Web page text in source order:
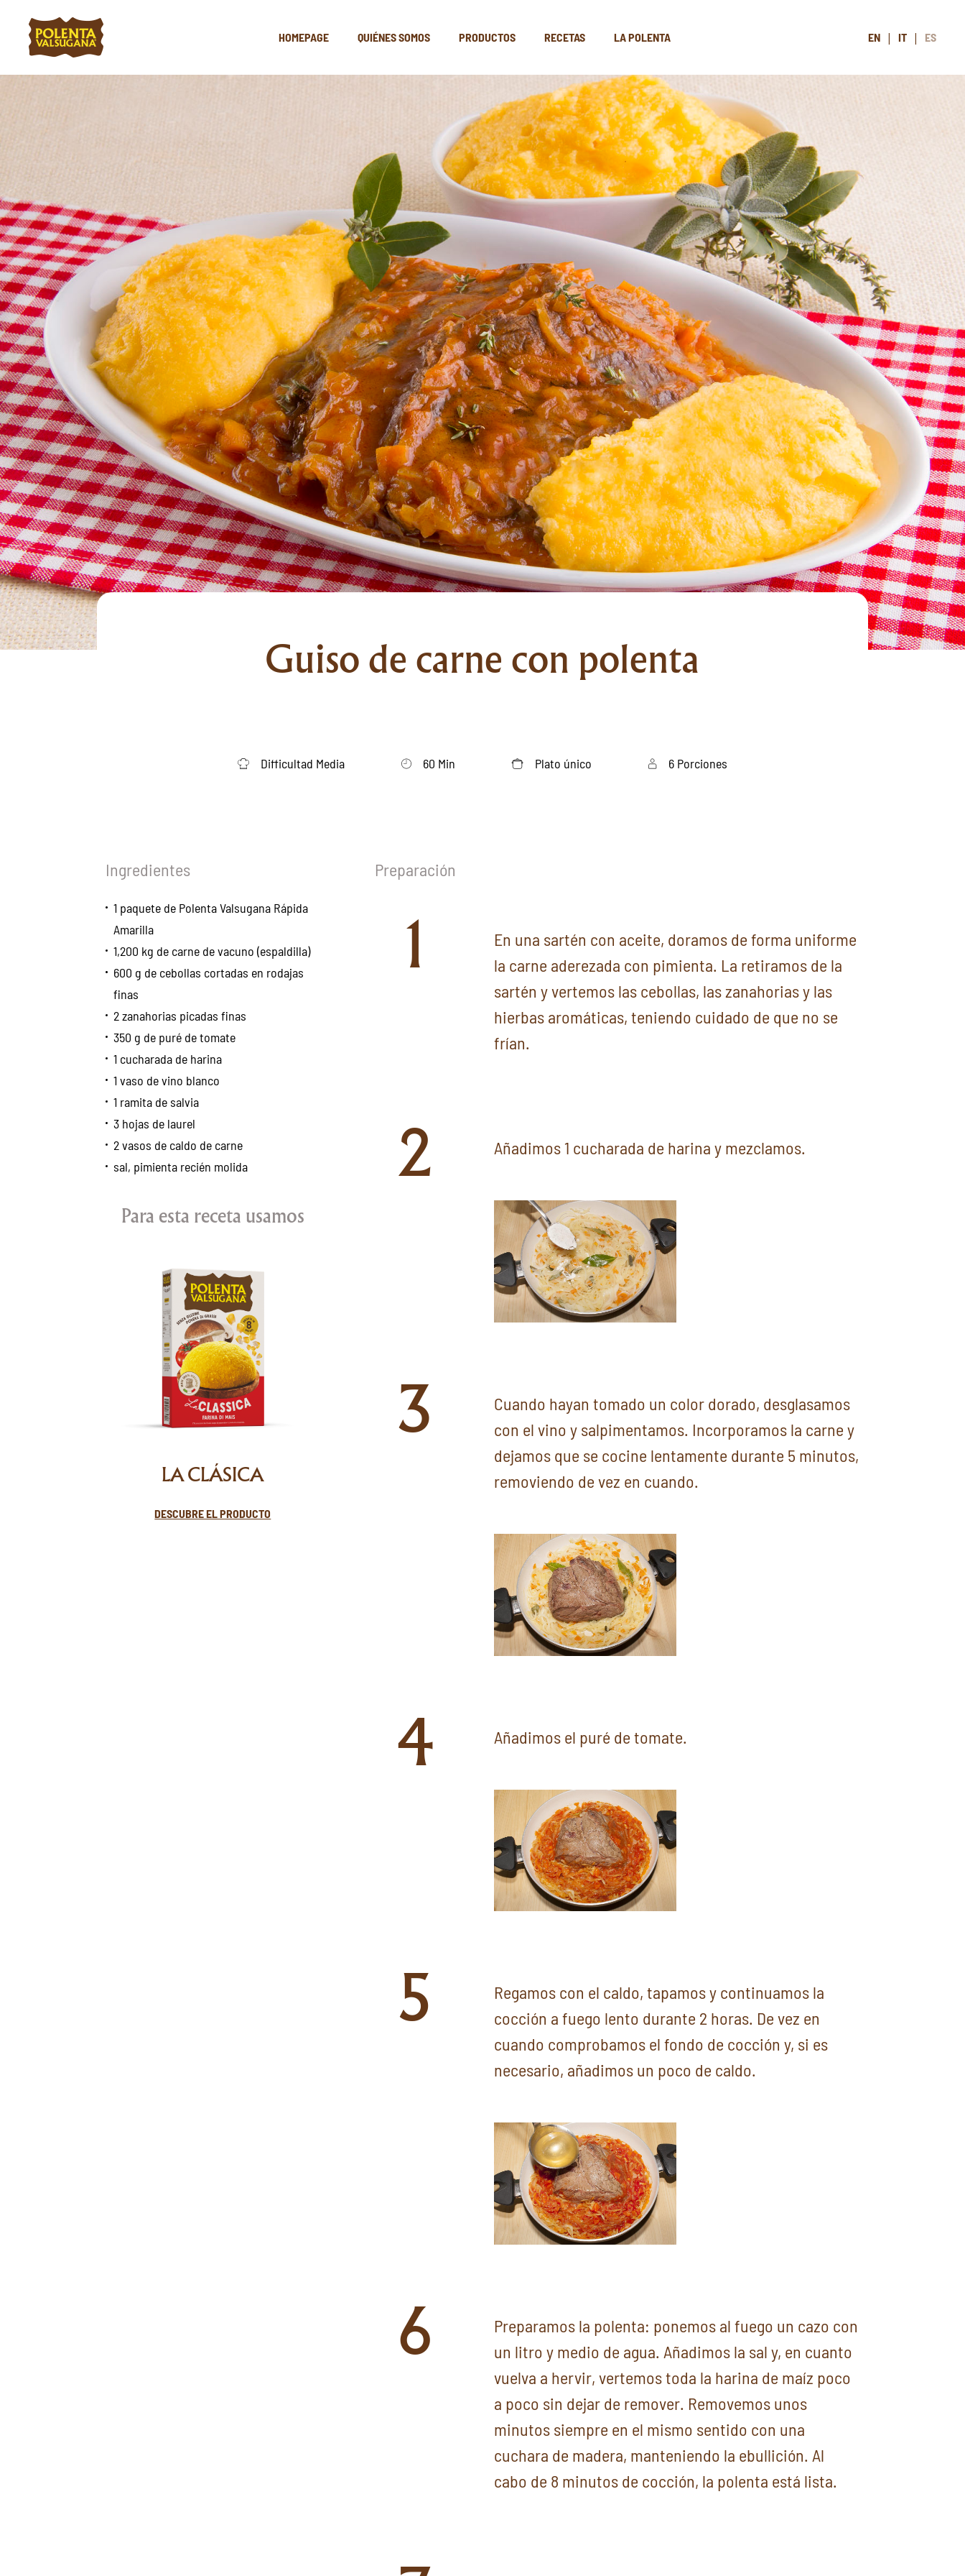
HOMEPAGE QUIÉNES SOMOS PRODUCTOS RECETAS LA POLENTA IT
EN ES
Guiso de carne con polenta
Difficultad Media 60 Min Plato único 6 Porciones
Ingredientes
1 paquete de Polenta Valsugana Rápida
Amarilla
1,200 kg de carne de vacuno (espaldilla)
600 g de cebollas cortadas en rodajas
finas
2 zanahorias picadas finas
350 g de puré de tomate
1 cucharada de harina
1 vaso de vino blanco
1 ramita de salvia
3 hojas de laurel
2 vasos de caldo de carne
sal, pimienta recién molida
Para esta receta usamos
LA CLÁSICA
DESCUBRE EL PRODUCTO
Preparación
1
En una sartén con aceite, doramos de forma uniforme
la carne aderezada con pimienta. La retiramos de la
sartén y vertemos las cebollas, las zanahorias y las
hierbas aromáticas, teniendo cuidado de que no se
frían.
2 Añadimos 1 cucharada de harina y mezclamos.
3
Cuando hayan tomado un color dorado, desglasamos
con el vino y salpimentamos. Incorporamos la carne y
dejamos que se cocine lentamente durante 5 minutos,
removiendo de vez en cuando.
4 Añadimos el puré de tomate.
5
Regamos con el caldo, tapamos y continuamos la
cocción a fuego lento durante 2 horas. De vez en
cuando comprobamos el fondo de cocción y, si es
necesario, añadimos un poco de caldo.
6
Preparamos la polenta: ponemos al fuego un cazo con
un litro y medio de agua. Añadimos la sal y, en cuanto
vuelva a hervir, vertemos toda la harina de maíz poco
a poco sin dejar de remover. Removemos unos
minutos siempre en el mismo sentido con una
cuchara de madera, manteniendo la ebullición. Al
cabo de 8 minutos de cocción, la polenta está lista.